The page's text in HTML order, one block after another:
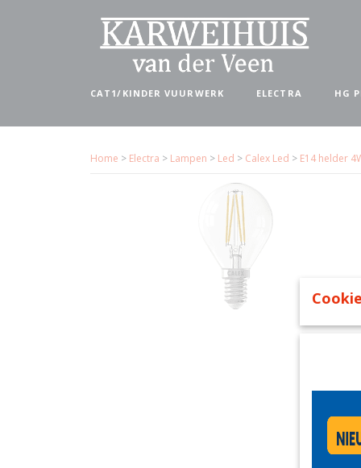
CAT1/KINDER VUURWERK ELECTRA HG
Home > Electra > Lampen > Led > Calex Led > E14 helder